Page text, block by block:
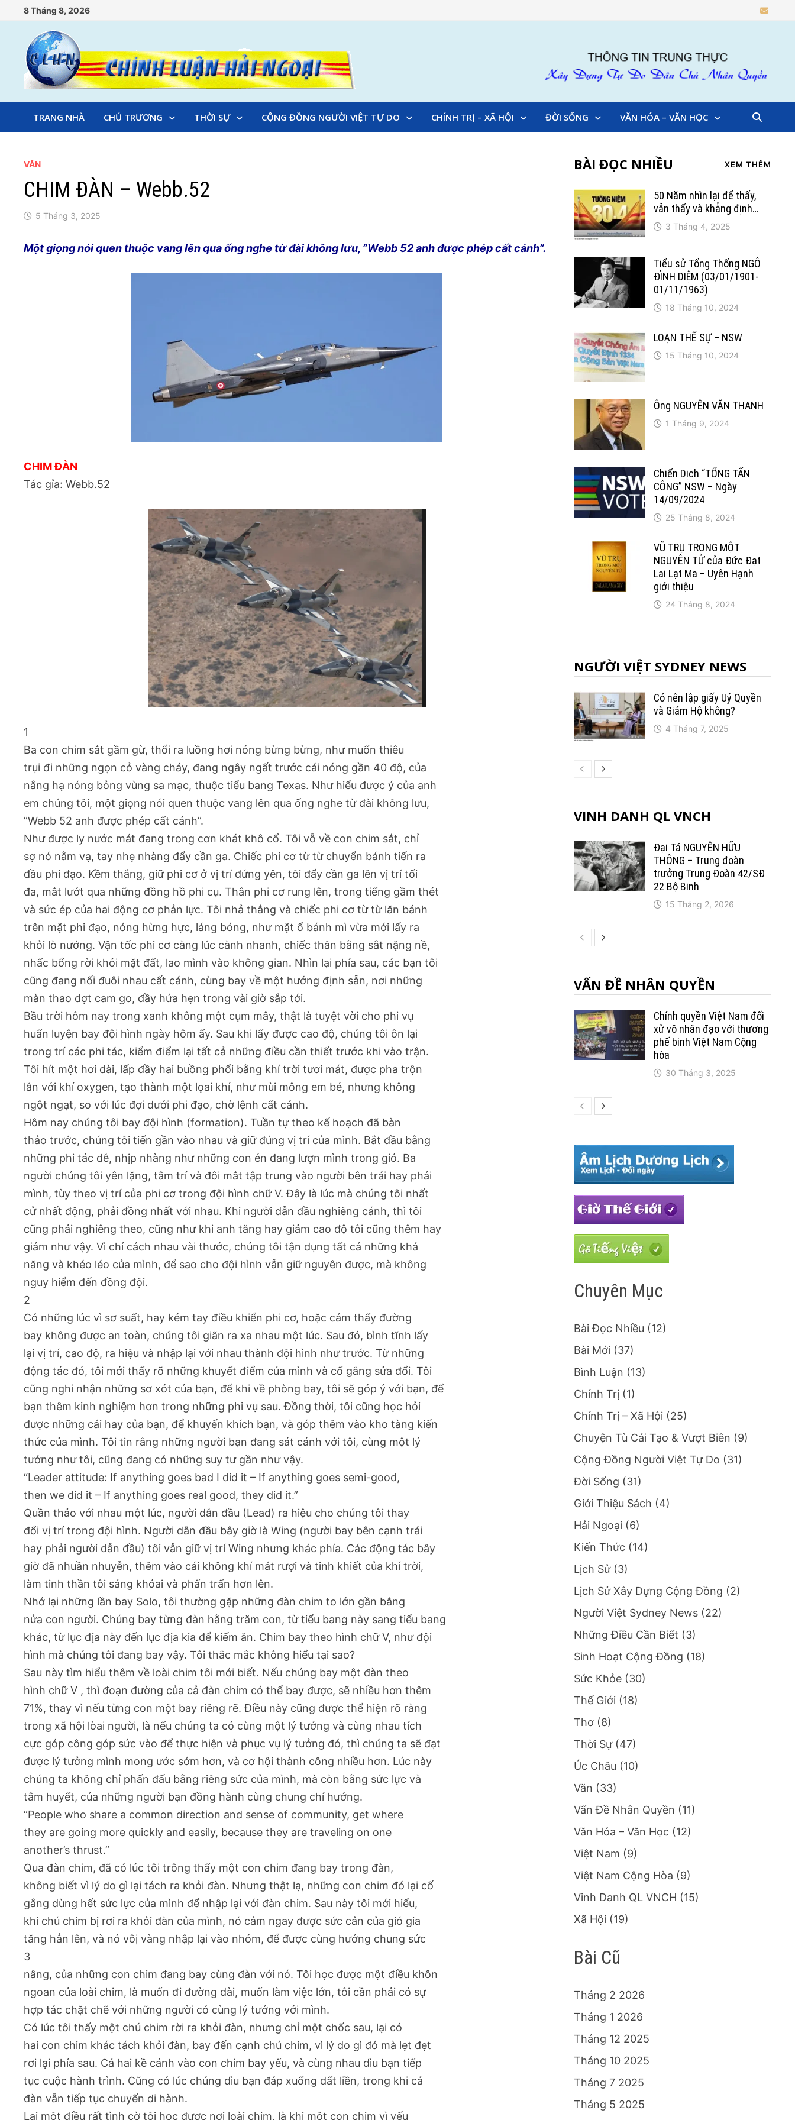
to
content
8 Tháng 8, 2026
TRANG NHÀ CHỦ TRƯƠNG THỜI SỰ CỘNG ĐỒNG NGƯỜI VIỆT TỰ DO CHÍNH TRỊ – XÃ HỘI ĐỜI SỐNG VĂN HÓA – VĂN HỌC
VĂN
CHIM ĐÀN – Webb.52
5 Tháng 3, 2025
Một giọng nói quen thuộc vang lên qua ống nghe từ đài không lưu, ”Webb 52 anh được phép cất cánh”.
CHIM ĐÀN
Tác gỉa: Webb.52
1
Ba con chim sắt gầm gừ, thổi ra luồng hơi nóng bừng bừng, như muốn thiêu
trụi đi những ngọn cỏ vàng cháy, đang ngây ngất trước cái nóng gần 40 độ, của
nắng hạ nóng bỏng vùng sa mạc, thuộc tiểu bang Texas. Như hiểu được ý của anh
em chúng tôi, một giọng nói quen thuộc vang lên qua ống nghe từ đài không lưu,
”Webb 52 anh được phép cất cánh”.
Như được ly nước mát đang trong cơn khát khô cổ. Tôi vỗ về con chim sắt, chỉ
sợ nó nằm vạ, tay nhẹ nhàng đẩy cần ga. Chiếc phi cơ từ từ chuyển bánh tiến ra
đầu phi đạo. Kềm thắng, giữ phi cơ ở vị trí đứng yên, tôi đẩy cần ga lên vị trí tối
đa, mắt lướt qua những đồng hồ phi cụ. Thân phi cơ rung lên, trong tiếng gầm thét
và sức ép của hai động cơ phản lực. Tôi nhả thắng và chiếc phi cơ từ từ lăn bánh
trên mặt phi đạo, nóng hừng hực, láng bóng, như mặt ổ bánh mì vừa mới lấy ra
khỏi lò nướng. Vận tốc phi cơ càng lúc cành nhanh, chiếc thân bằng sắt nặng nề,
nhấc bổng rời khỏi mặt đất, lao mình vào không gian. Nhìn lại phía sau, các bạn tôi
cũng đang nối đuôi nhau cất cánh, cùng bay về một hướng định sẵn, nơi những
màn thao dợt cam go, đầy hứa hẹn trong vài giờ sắp tới.
Bầu trời hôm nay trong xanh không một cụm mây, thật là tuyệt vời cho phi vụ
huấn luyện bay đội hình ngày hôm ấy. Sau khi lấy được cao độ, chúng tôi ôn lại
trong trí các phi tác, kiểm điểm lại tất cả những điều cần thiết trước khi vào trận.
Tôi hít một hơi dài, lấp đầy hai buồng phổi bằng khí trời tươi mát, được pha trộn
lẫn với khí oxygen, tạo thành một lọai khí, như mùi mông em bé, nhưng không
ngột ngạt, so với lúc đợi dưới phi đạo, chờ lệnh cất cánh.
Hôm nay chúng tôi bay đội hình (formation). Tuần tự theo kế hoạch đã bàn
thảo trước, chúng tôi tiến gần vào nhau và giữ đúng vị trí của mình. Bắt đầu bằng
những phi tác dễ, nhịp nhàng như những con én đang lượn mình trong gió. Ba
người chúng tôi yên lặng, tâm trí và đôi mắt tập trung vào người bên trái hay phải
mình, tùy theo vị trí của phi cơ trong đội hình chữ V. Đây là lúc mà chúng tôi nhất
cử nhất động, phải đồng nhất với nhau. Khi người dẫn đầu nghiêng cánh, thì tôi
cũng phải nghiêng theo, cũng như khi anh tăng hay giảm cao độ tôi cũng thêm hay
giảm như vậy. Vì chỉ cách nhau vài thước, chúng tôi tận dụng tất cả những khả
năng và khéo léo của mình, để sao cho đội hình vẫn giữ nguyên được, mà không
nguy hiểm đến đồng đội.
2
Có những lúc vì sơ suất, hay kém tay điều khiển phi cơ, hoặc cảm thấy đường
bay không được an toàn, chúng tôi giãn ra xa nhau một lúc. Sau đó, bình tĩnh lấy
lại vị trí, cao độ, ra hiệu và nhập lại với nhau thành đội hình như trước. Từ những
động tác đó, tôi mới thấy rõ những khuyết điểm của mình và cố gắng sửa đổi. Tôi
cũng nghi nhận những sơ xót của bạn, để khi về phòng bay, tôi sẽ góp ý với bạn, để
bạn thêm kinh nghiệm hơn trong những phi vụ sau. Đồng thời, tôi cũng học hỏi
được những cái hay của bạn, để khuyến khích bạn, và góp thêm vào kho tàng kiến
thức của mình. Tôi tin rằng những người bạn đang sát cánh với tôi, cùng một lý
tưởng như tôi, cũng đang có những suy tư gần như vậy.
“Leader attitude: If anything goes bad I did it – If anything goes semi-good,
then we did it – If anything goes real good, they did it.”
Quần thảo với nhau một lúc, người dẫn đầu (Lead) ra hiệu cho chúng tôi thay
đổi vị trí trong đội hình. Người dẫn đầu bây giờ là Wing (người bay bên cạnh trái
hay phải người dẫn đầu) tôi vẫn giữ vị trí Wing nhưng khác phía. Các động tác bây
giờ đã nhuần nhuyễn, thêm vào cái không khí mát rượi và tinh khiết của khí trời,
làm tinh thần tôi sảng khóai và phấn trấn hơn lên.
Nhớ lại những lần bay Solo, tôi thường gặp những đàn chim to lớn gần bằng
nửa con người. Chúng bay từng đàn hằng trăm con, từ tiểu bang này sang tiểu bang
khác, từ lục địa này đến lục địa kia để kiếm ăn. Chim bay theo hình chữ V, như đội
hình mà chúng tôi đang bay vậy. Tôi thắc mắc không hiểu tại sao?
Sau này tìm hiểu thêm về loài chim tôi mới biết. Nếu chúng bay một đàn theo
hình chữ V , thì đoạn đường của cả đàn chim có thể bay được, sẽ nhiều hơn thêm
71%, thay vì nếu từng con một bay riêng rẽ. Điều này cũng được thể hiện rõ ràng
trong xã hội lòai người, là nếu chúng ta có cùng một lý tưởng và cùng nhau tích
cực góp công góp sức vào để thực hiện và phục vụ lý tưởng đó, thì chúng ta sẽ đạt
được lý tưởng mình mong ước sớm hơn, và cơ hội thành công nhiều hơn. Lúc này
chúng ta không chỉ phấn đấu bằng riêng sức của mình, mà còn bằng sức lực và
tâm huyết, của những người bạn đồng hành cùng chung chí hướng.
“People who share a common direction and sense of community, get where
they are going more quickly and easily, because they are traveling on one
another’s thrust.”
Qua đàn chim, đã có lúc tôi trông thấy một con chim đang bay trong đàn,
không biết vì lý do gì lại tách ra khỏi đàn. Nhưng thật lạ, những con chim đó lại cố
gắng dùng hết sức lực của mình để nhập lại với đàn chim. Sau này tôi mới hiểu,
khi chú chim bị rơi ra khỏi đàn của mình, nó cảm ngay được sức cản của gió gia
tăng hẳn lên, và nó vôị vàng nhập lại vào nhóm, để được cùng hưởng chung sức
3
nâng, của những con chim đang bay cùng đàn với nó. Tôi học được một điều khôn
ngoan của loài chim, là muốn đi đường dài, muốn làm việc lớn, tôi cần phải có sự
hợp tác chặt chẽ với những người có cùng lý tưởng với mình.
Có lúc tôi thấy một chú chim rời ra khỏi đàn, nhưng chỉ một chốc sau, lại có
hai con chim khác tách khỏi đàn, bay đến cạnh chú chim, vì lý do gì đó mà lẹt đẹt
rơi lại phía sau. Cả hai kề cánh vào con chim bay yếu, và cùng nhau dìu bạn tiếp
tục cuộc hành trình. Cũng có lúc chúng dìu bạn đáp xuống dất liền, trong khi cả
đàn vẫn tiếp tục chuyến di hành.
Lại một điều rất tình cờ tôi học được nơi loài chim, là khi một con chim vì yếu
BÀI ĐỌC NHIỀU XEM THÊM
50 Năm nhìn lại để thấy,
vẫn thấy và khẳng định…
3 Tháng 4, 2025
Tiểu sử Tổng Thống NGÔ
ĐÌNH DIỆM (03/01/1901-
01/11/1963)
18 Tháng 10, 2024
LOẠN THẾ SỰ – NSW
15 Tháng 10, 2024
Ông NGUYỄN VĂN THANH
1 Tháng 9, 2024
Chiến Dịch “TỔNG TẤN
CÔNG” NSW – Ngày
14/09/2024
25 Tháng 8, 2024
VŨ TRỤ TRONG MỘT
NGUYÊN TỬ của Đức Đạt
Lai Lạt Ma – Uyên Hạnh
giới thiệu
24 Tháng 8, 2024
NGƯỜI VIỆT SYDNEY NEWS
Có nên lập giấy Uỷ Quyền
và Giám Hộ không?
4 Tháng 7, 2025
VINH DANH QL VNCH
Đại Tá NGUYỄN HỮU
THÔNG – Trung đoàn
trưởng Trung Ðoàn 42/SÐ
22 Bộ Binh
15 Tháng 2, 2026
VẤN ĐỀ NHÂN QUYỀN
Chính quyền Việt Nam đối
xử vô nhân đạo với thương
phế binh Việt Nam Cộng
hòa
30 Tháng 3, 2025
Chuyên Mục
Bài Đọc Nhiều (12)
Bài Mới (37)
Bình Luận (13)
Chính Trị (1)
Chính Trị – Xã Hội (25)
Chuyện Tù Cải Tạo & Vượt Biên (9)
Cộng Đồng Người Việt Tự Do (31)
Đời Sống (31)
Giới Thiệu Sách (4)
Hải Ngoại (6)
Kiến Thức (14)
Lịch Sử(3)
Lịch Sử Xây Dựng Cộng Đồng (2)
Người Việt Sydney News(22)
Những Điều Cần Biết (3)
Sinh Hoạt Cộng Đồng (18)
Sức Khỏe(30)
Thế Giới (18)
Thơ(8)
Thời Sự(47)
Úc Châu (10)
Văn (33)
Vấn Đề Nhân Quyền (11)
Văn Hóa – Văn Học (12)
Việt Nam (9)
Việt Nam Cộng Hòa (9)
Vinh Danh QL VNCH (15)
Xã Hội (19)
Bài Cũ
Tháng 2 2026
Tháng 1 2026
Tháng 12 2025
Tháng 10 2025
Tháng 7 2025
Tháng 5 2025